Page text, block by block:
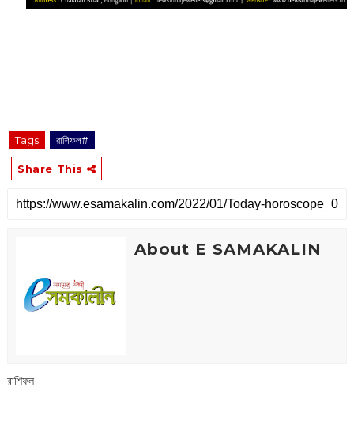
Tags রাশিফল#
Share This
About E SAMAKALIN
রাশিফল